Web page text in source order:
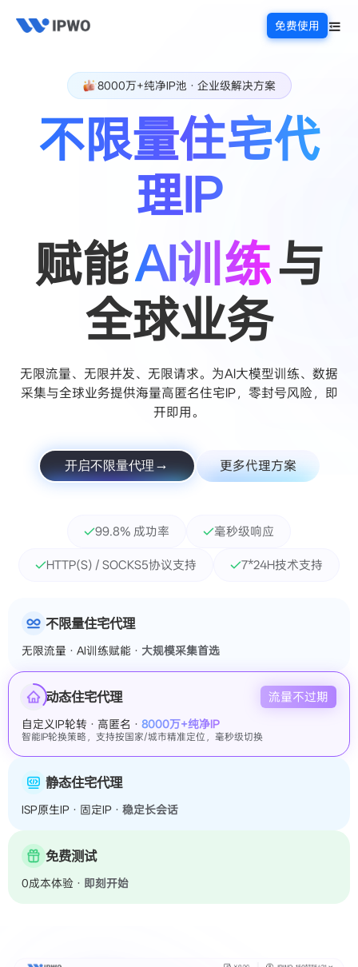
免费使用
8000万+纯净IP池 · 企业级解决方案
不限量住宅代
理IP
赋能AI训练与
全球业务
无限流量、无限并发、无限请求。为AI大模型训练、数据
采集与全球业务提供海量高匿名住宅IP，零封号风险，即
开即用。
开启不限量代理 更多代理方案
99.8% 成功率 毫秒级响应
HTTP(S) / SOCKS5协议支持 7*24H技术支持
不限量住宅代理
无限流量 · AI训练赋能 · 大规模采集首选
动态住宅代理 流量不过期
自定义IP轮转 · 高匿名 · 8000万+纯净IP
智能IP轮换策略，支持按国家/城市精准定位，毫秒级切换
静态住宅代理
ISP原生IP · 固定IP · 稳定长会话
免费测试
0成本体验 · 即刻开始